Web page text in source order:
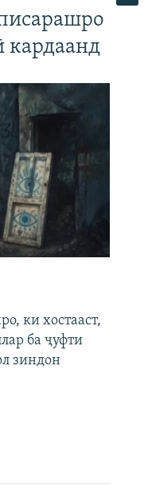
кардаанд
ки хостааст,
ба ҷуфти
зиндон